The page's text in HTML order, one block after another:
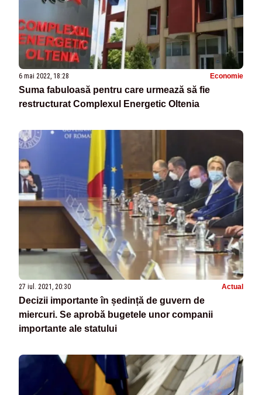
6 mai 2022, 18:28 Economie
Suma fabuloasă pentru care urmează să fie
restructurat Complexul Energetic Oltenia
27 iul. 2021, 20:30 Actual
Decizii importante în ședință de guvern de
miercuri. Se aprobă bugetele unor companii
importante ale statului